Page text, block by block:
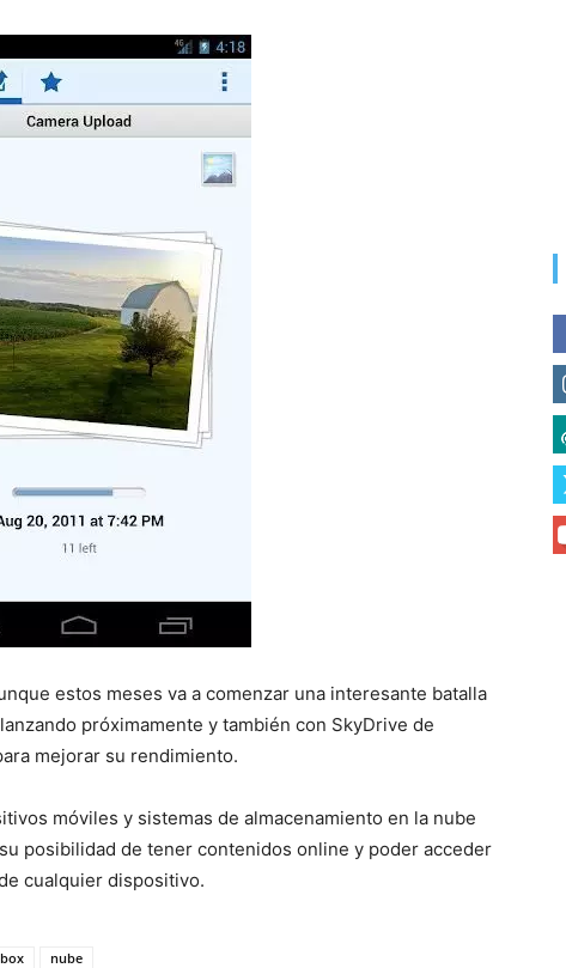
estos meses va a comenzar una interesante batalla
próximamente y también con SkyDrive de
mejorar su rendimiento.
móviles y sistemas de almacenamiento en la nube
posibilidad de tener contenidos online y poder acceder
cualquier dispositivo.
nube